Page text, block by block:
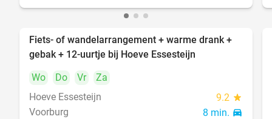
40%
Fiets- of wandelarrangement + warme drank +
gebak + 12-uurtje bij Hoeve Essesteijn
Wo
Do Vr
Za
Hoeve Essesteijn
9.2 star
Voorburg 8 min. directions_car